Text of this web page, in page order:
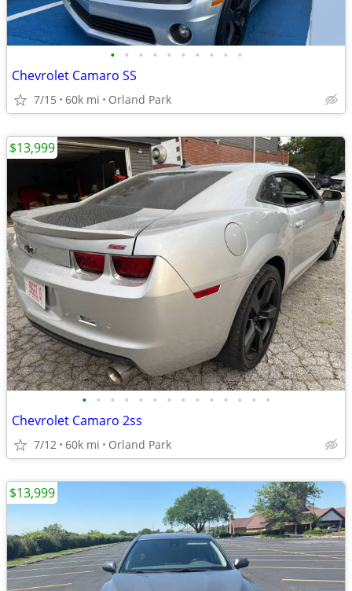
• • • • • • • • • •
Chevrolet Camaro SS
7/15 60k mi Orland Park
• • • • • • • • • • • • • •
Chevrolet Camaro 2ss
7/12 60k mi Orland Park
$13,999
$13,999